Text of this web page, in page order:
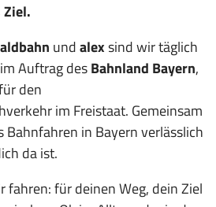
undalexsind wir täglich
Auftrag desBahnland Bayern,
den
im Freistaat. Gemeinsam
Bahnfahren in Bayern verlässlich
da ist.
fahren: für deinen Weg, dein Ziel